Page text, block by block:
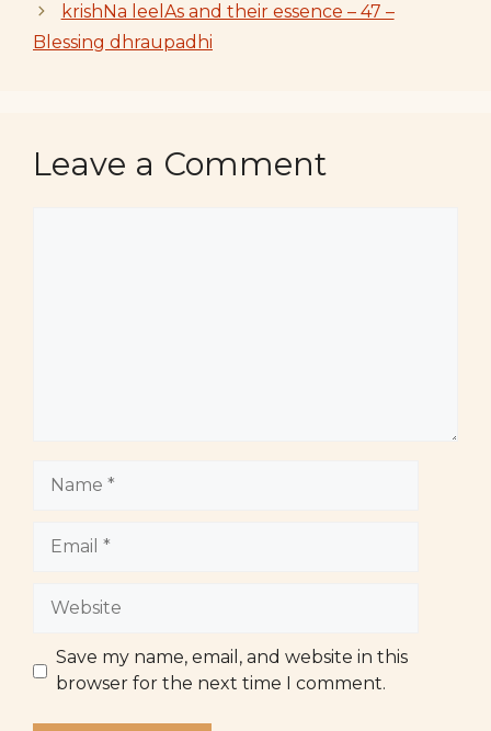
krishNa leelAs and their essence – 47 –
Blessing dhraupadhi
Leave a Comment
Website
Save my name, email, and website in this
browser for the next time I comment.